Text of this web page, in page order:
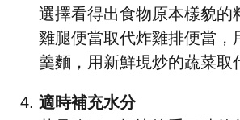
選擇看得出食物原本樣貌的
雞腿便當取代炸雞排便當，
羹麵，用新鮮現炒的蔬菜取
適時補充水分